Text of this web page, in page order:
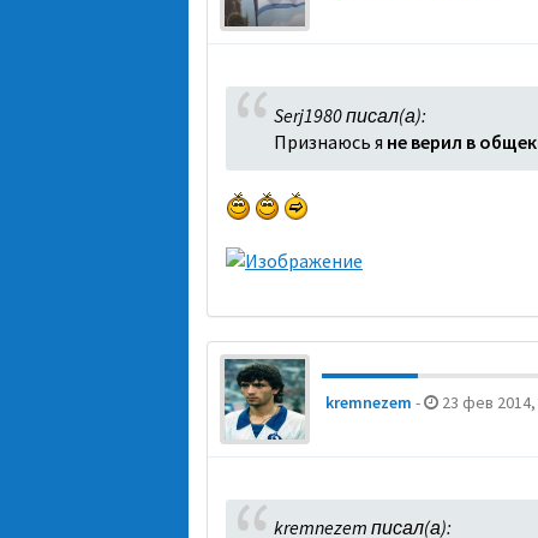
Serj1980 писал(а):
Признаюсь я не верил в
kremnezem - 23 фев 2014,
kremnezem писал(а):